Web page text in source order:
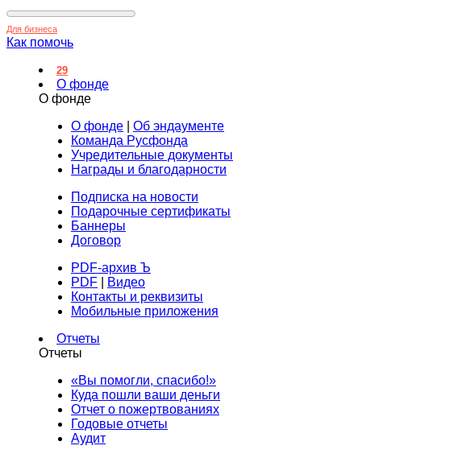
Для бизнеса
Как помочь
29
О фонде
О фонде
О фонде
Об эндаументе
Команда Русфонда
Учредительные документы
Награды и благодарности
Подписка на новости
Подарочные сертификаты
Баннеры
Договор
PDF-архив Ъ
PDF
Видео
Контакты и реквизиты
Мобильные приложения
Отчеты
Отчеты
«Вы помогли, спасибо!»
Куда пошли ваши деньги
Отчет о пожертвованиях
Годовые отчеты
Аудит